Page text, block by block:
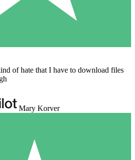
of hate that I have to download files
Mary Korver